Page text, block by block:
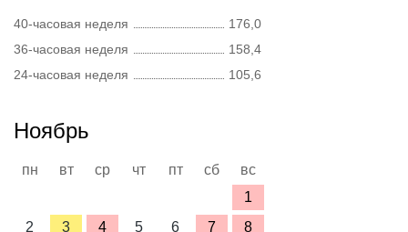
40-часовая неделя
176,0
36-часовая неделя
158,4
24-часовая неделя
105,6
Ноябрь
пн вт ср чт пт сб
вс
1
2
3 4 5 6 7 8